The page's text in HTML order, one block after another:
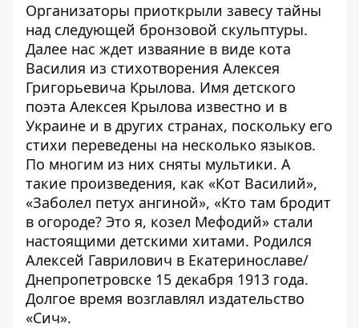
Организаторы приоткрыли завесу тайны
над следующей бронзовой скульптуры.
Далее нас ждет изваяние в виде кота
Василия из стихотворения Алексея
Григорьевича Крылова. Имя детского
поэта Алексея Крылова известно и в
Украине и в других странах, поскольку его
стихи переведены на несколько языков.
По многим из них сняты мультики. А
такие произведения, как «Кот Василий»,
«Заболел петух ангиной», «Кто там бродит
в огороде? Это я, козел Мефодий» стали
настоящими детскими хитами. Родился
Алексей Гаврилович в Екатеринославе/
Днепропетровске 15 декабря 1913 года.
Долгое время возглавлял издательство
«Сич».